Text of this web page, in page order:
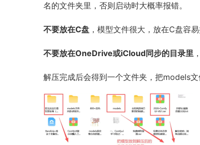
名的文件夹里，否则启动时大概率报错。
不要放在C盘 ，模型文件很大，放在C盘容易
不要放在OneDrive或iCloud同步的目录里
解压完成后会得到一个文件夹，把models